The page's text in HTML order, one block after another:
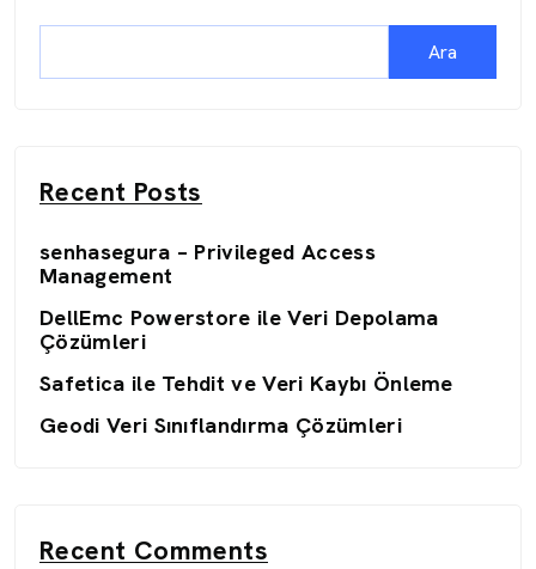
Ara
Recent Posts
senhasegura – Privileged Access
Management
DellEmc Powerstore ile Veri Depolama
Çözümleri
Safetica ile Tehdit ve Veri Kaybı Önleme
Geodi Veri Sınıflandırma Çözümleri
Recent Comments